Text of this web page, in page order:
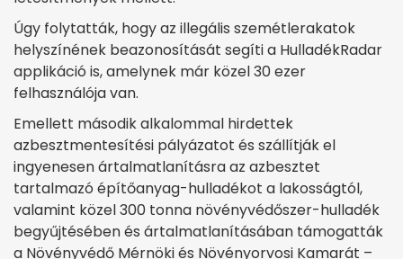
Úgy folytatták, hogy az illegális szemétlerakatok
helyszínének beazonosítását segíti a HulladékRadar
applikáció is, amelynek már közel 30 ezer
felhasználója van.
Emellett második alkalommal hirdettek
azbesztmentesítési pályázatot és szállítják el
ingyenesen ártalmatlanításra az azbesztet
tartalmazó építőanyag-hulladékot a lakosságtól,
valamint közel 300 tonna növényvédőszer-hulladék
begyűjtésében és ártalmatlanításában támogatták
a Növényvédő Mérnöki és Növényorvosi Kamarát –